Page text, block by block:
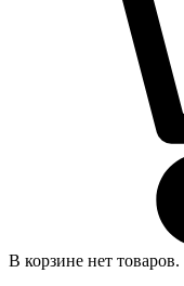
В корзине нет товаров.